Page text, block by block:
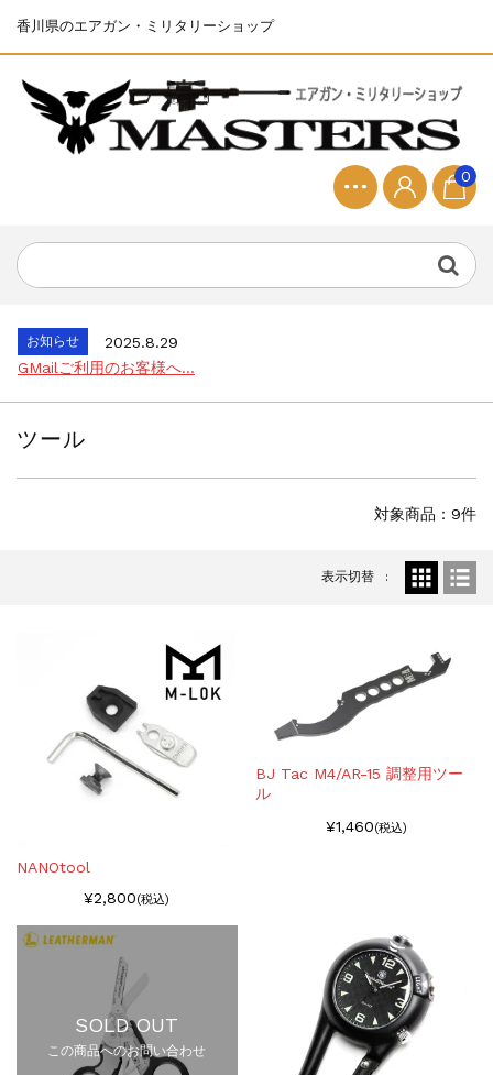
香川県のエアガン・ミリタリーショップ
0
S&T SKS-45 調整...
お知らせ
2025.11.27
お知らせ
2025.8.29
GMailご利用のお客様へ...
お知らせ
ツール
対象商品：9件
表示切替
NANOtool
¥2,800(税込)
BJ Tac M4/AR-15 調整用ツー
ル
¥1,460(税込)
SOLD OUT
この商品へのお問い合わせ